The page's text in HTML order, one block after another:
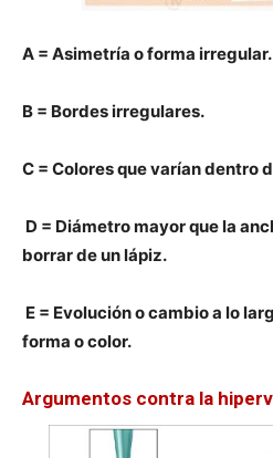
A = Asimetría o forma irregular.
B = Bordes irregulares.
C = Colores que varían dentro
D = Diámetro mayor que la
borrar de un lápiz.
E = Evolución o cambio a lo
forma o color.
Argumentos contra la